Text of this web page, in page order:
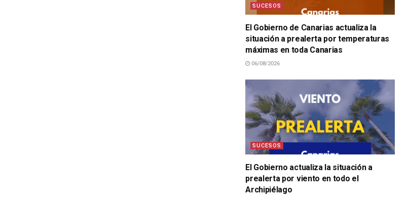
SUCESOS
El Gobierno de Canarias actualiza la
situación a prealerta por temperaturas
máximas en toda Canarias
06/08/2026
SUCESOS
El Gobierno actualiza la situación a
prealerta por viento en todo el
Archipiélago